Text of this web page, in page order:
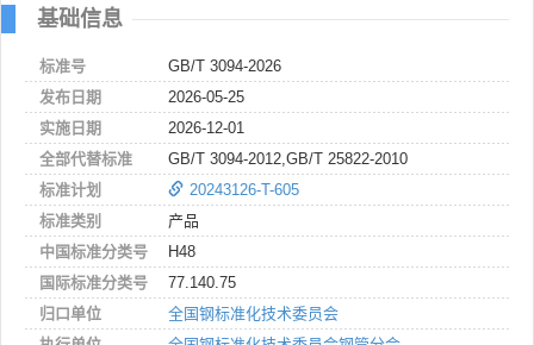
基础信息
标准号
GB/T 3094-2026
发布日期
2026-05-25
实施日期
2026-12-01
全部代替标准
GB/T 3094-2012,GB/T 25822-2010
标准计划
20243126-T-605
标准类别
产品
中国标准分类号
H48
国际标准分类号
77.140.75
归口单位
全国钢标准化技术委员会